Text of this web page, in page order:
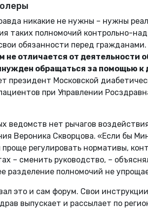
никакие не нужны – нужны
таких полномочий контрольно-
обязанности перед гражданами.
не отличается от деятельности
обращаться за помощью к
президент Московской
при Управлении
ведомств нет рычагов
Вероника Скворцова. «Если бы
регулировать нормативы,
– сменить руководство, –
разделение полномочий не
это и сам форум. Свои
выпускает и рассылает по